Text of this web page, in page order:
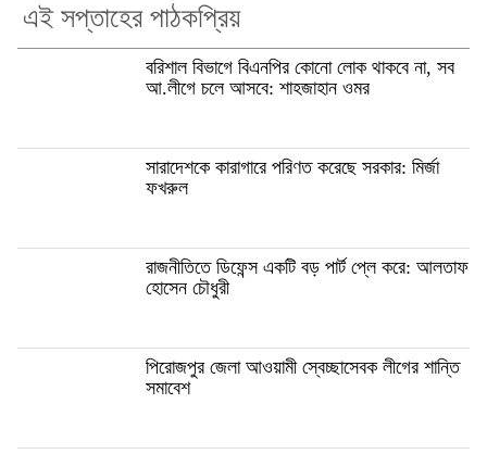
এই সপ্তাহের পাঠকপ্রিয়
বরিশাল বিভাগে বিএনপির কোনো লোক থাকবে না, সব
আ.লীগে চলে আসবে: শাহজাহান ওমর
সারাদেশকে কারাগারে পরিণত করেছে সরকার: মির্জা
ফখরুল
রাজনীতিতে ডিফেন্স একটি বড় পার্ট প্লে করে: আলতাফ
হোসেন চৌধুরী
পিরোজপুর জেলা আওয়ামী স্বেচ্ছাসেবক লীগের শান্তি
সমাবেশ